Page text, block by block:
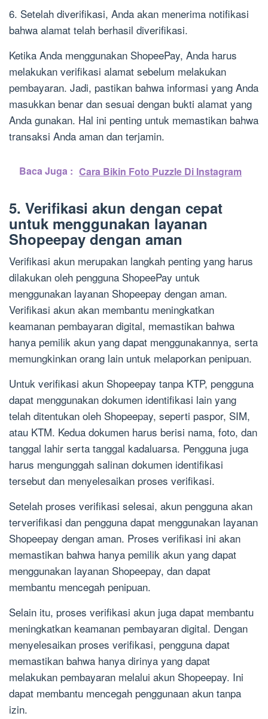
6. Setelah diverifikasi, Anda akan menerima notifikasi
bahwa alamat telah berhasil diverifikasi.
Ketika Anda menggunakan ShopeePay, Anda harus
melakukan verifikasi alamat sebelum melakukan
pembayaran. Jadi, pastikan bahwa informasi yang Anda
masukkan benar dan sesuai dengan bukti alamat yang
Anda gunakan. Hal ini penting untuk memastikan bahwa
transaksi Anda aman dan terjamin.
Baca Juga : Cara Bikin Foto Puzzle Di Instagram
5. Verifikasi akun dengan cepat
untuk menggunakan layanan
Shopeepay dengan aman
Verifikasi akun merupakan langkah penting yang harus
dilakukan oleh pengguna ShopeePay untuk
menggunakan layanan Shopeepay dengan aman.
Verifikasi akun akan membantu meningkatkan
keamanan pembayaran digital, memastikan bahwa
hanya pemilik akun yang dapat menggunakannya, serta
memungkinkan orang lain untuk melaporkan penipuan.
Untuk verifikasi akun Shopeepay tanpa KTP, pengguna
dapat menggunakan dokumen identifikasi lain yang
telah ditentukan oleh Shopeepay, seperti paspor, SIM,
atau KTM. Kedua dokumen harus berisi nama, foto, dan
tanggal lahir serta tanggal kadaluarsa. Pengguna juga
harus mengunggah salinan dokumen identifikasi
tersebut dan menyelesaikan proses verifikasi.
Setelah proses verifikasi selesai, akun pengguna akan
terverifikasi dan pengguna dapat menggunakan layanan
Shopeepay dengan aman. Proses verifikasi ini akan
memastikan bahwa hanya pemilik akun yang dapat
menggunakan layanan Shopeepay, dan dapat
membantu mencegah penipuan.
Selain itu, proses verifikasi akun juga dapat membantu
meningkatkan keamanan pembayaran digital. Dengan
menyelesaikan proses verifikasi, pengguna dapat
memastikan bahwa hanya dirinya yang dapat
melakukan pembayaran melalui akun Shopeepay. Ini
dapat membantu mencegah penggunaan akun tanpa
izin.